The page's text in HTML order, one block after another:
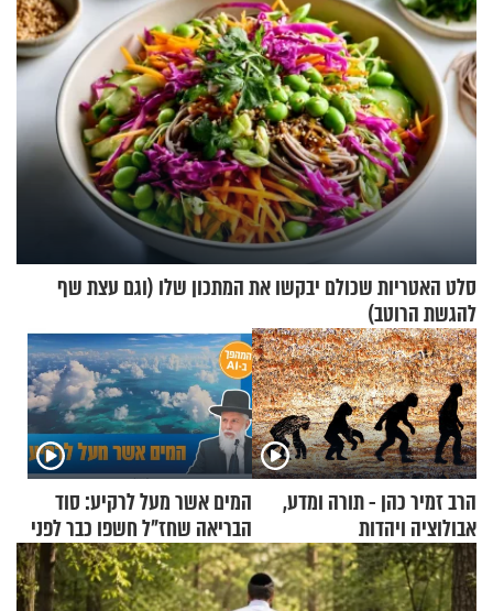
סלט האטריות שכולם יבקשו את המתכון שלו (וגם עצת שף
להגשת הרוטב)
הרב זמיר כהן - תורה ומדע,
אבולוציה ויהדות
המים אשר מעל לרקיע: סוד
הבריאה שחז"ל חשפו כבר לפני
אלפי שנים